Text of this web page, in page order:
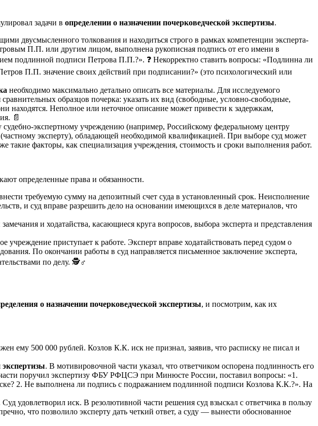
задачи в определении о назначении почерковедческой экспертизы.
двусмысленного толкования и находиться строго в рамках компетенции эксперта-
П.П. или другим лицом, выполнена рукописная подпись от его имени в
подлинной подписи Петрова П.П.?». ❓ Некорректно ставить вопросы: «Подлинна ли
П.П. значение своих действий при подписании?» (это психологический или
необходимо максимально детально описать все материалы. Для исследуемого
образцов почерка: указать их вид (свободные, условно-свободные,
находятся. Неполное или неточное описание может привести к задержкам,
📄
судебно-экспертному учреждению (например, Российскому федеральному центру
эксперту), обладающей необходимой квалификацией. При выборе суд может
такие факторы, как специализация учреждения, стоимость и сроки выполнения работ.
определенные права и обязанности.
требуемую сумму на депозитный счет суда в установленный срок. Неисполнение
и суд вправе разрешить дело на основании имеющихся в деле материалов, что
замечания и ходатайства, касающиеся круга вопросов, выбора эксперта и представления
учреждение приступает к работе. Эксперт вправе ходатайствовать перед судом о
По окончании работы в суд направляется письменное заключение эксперта,
по делу. 🕵️♂️
о назначении почерковедческой экспертизы, и посмотрим, как их
ему 500 000 рублей. Козлов К.К. иск не признал, заявив, что расписку не писал и
экспертизы. В мотивировочной части указал, что ответчиком оспорена подлинность его
поручил экспертизу ФБУ РФЦСЭ при Минюсте России, поставил вопросы: «1.
2. Не выполнена ли подпись с подражанием подлинной подписи Козлова К.К.?». На
удовлетворил иск. В резолютивной части решения суд взыскал с ответчика в пользу
что позволило эксперту дать четкий ответ, а суду — вынести обоснованное